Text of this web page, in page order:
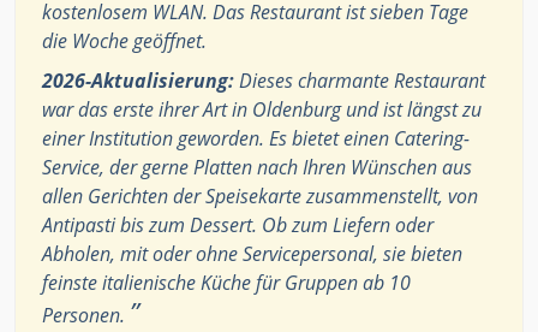
kostenlosem WLAN. Das Restaurant ist sieben Tage
die Woche geöffnet.
2026-Aktualisierung:Dieses charmante Restaurant
war das erste ihrer Art in Oldenburg und ist längst zu
einer Institution geworden. Es bietet einen Catering-
Service, der gerne Platten nach Ihren Wünschen aus
allen Gerichten der Speisekarte zusammenstellt, von
Antipasti bis zum Dessert. Ob zum Liefern oder
Abholen, mit oder ohne Servicepersonal, sie bieten
feinste italienische Küche für Gruppen ab 10
Personen. ”